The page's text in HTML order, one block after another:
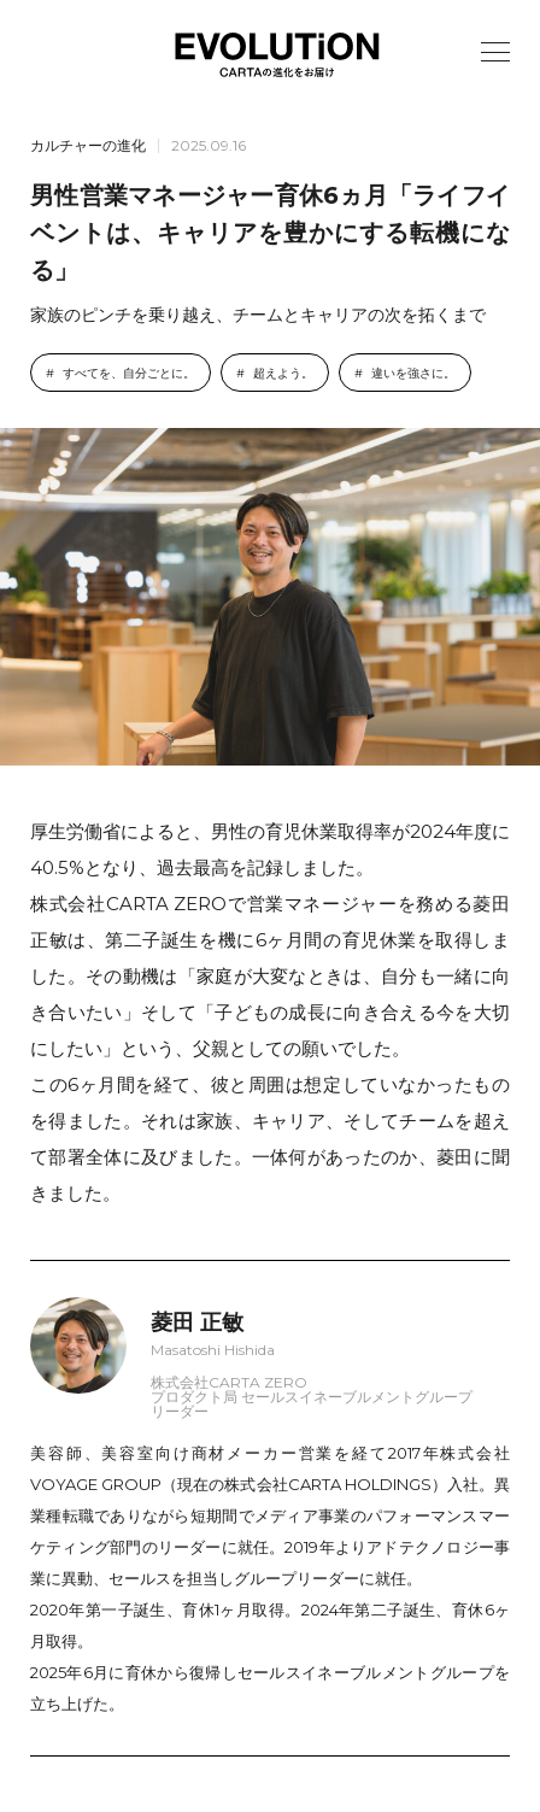
カルチャーの進化 2025.09.16
男性営業マネージャー育休6ヵ月「ライフイ
ベントは、キャリアを豊かにする転機にな
る」
家族のピンチを乗り越え、チームとキャリアの次を拓くまで
すべてを、自分ごとに。 超えよう。 違いを強さに。
厚生労働省によると、男性の育児休業取得率が2024年度に
40.5%となり、過去最高を記録しました。
株式会社CARTA ZEROで営業マネージャーを務める菱田
正敏は、第二子誕生を機に6ヶ月間の育児休業を取得しま
した。その動機は「家庭が大変なときは、自分も一緒に向
き合いたい」そして「子どもの成長に向き合える今を大切
にしたい」という、父親としての願いでした。
この6ヶ月間を経て、彼と周囲は想定していなかったもの
を得ました。それは家族、キャリア、そしてチームを超え
て部署全体に及びました。一体何があったのか、菱田に聞
きました。
菱田 正敏
Masatoshi Hishida
株式会社CARTA ZERO
プロダクト局 セールスイネーブルメントグループ
リーダー
美容師、美容室向け商材メーカー営業を経て2017年株式会社
VOYAGE GROUP（現在の株式会社CARTA HOLDINGS）入社。異
業種転職でありながら短期間でメディア事業のパフォーマンスマー
ケティング部門のリーダーに就任。2019年よりアドテクノロジー事
業に異動、セールスを担当しグループリーダーに就任。
2020年第一子誕生、育休1ヶ月取得。2024年第二子誕生、育休6ヶ
月取得。
2025年6月に育休から復帰しセールスイネーブルメントグループを
立ち上げた。